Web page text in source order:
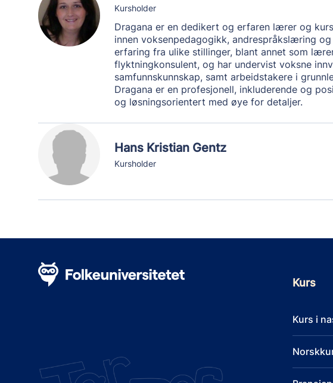
Kursholder
Dragana er en dedikert og erfaren lærer og
innen voksenpedagogikk, andrespråkslæring
erfaring fra ulike stillinger, blant annet som
flyktningkonsulent, og har undervist voksne
samfunnskunnskap, samt arbeidstakere i
Dragana er en profesjonell, inkluderende og
og løsningsorientert med øye for detaljer.
Hans Kristian Gentz
Kursholder
Kurs
Kurs i